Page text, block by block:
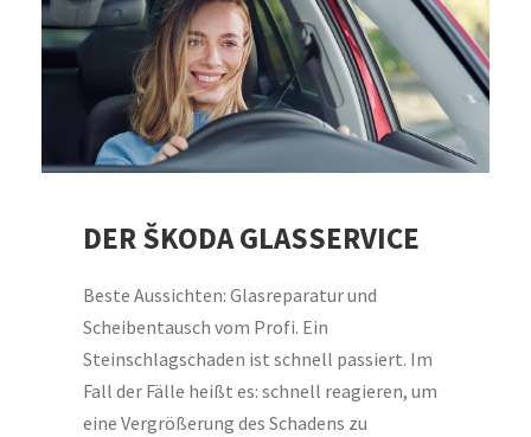
DER ŠKODA GLASSERVICE
Beste Aussichten: Glasreparatur und
Scheibentausch vom Profi. Ein
Steinschlagschaden ist schnell passiert. Im
Fall der Fälle heißt es: schnell reagieren, um
eine Vergrößerung des Schadens zu